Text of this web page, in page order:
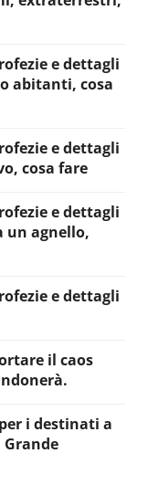
e dettagli
abitanti, cosa
e dettagli
cosa fare
e dettagli
un agnello,
e dettagli
il caos
i destinati a